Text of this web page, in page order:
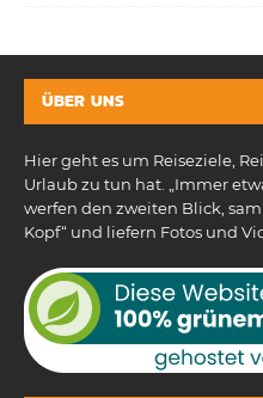
ÜBER UNS
Hier geht es um Reiseziele,
Urlaub zu tun hat. „Immer
werfen den zweiten Blick,
Kopf“ und liefern Fotos und